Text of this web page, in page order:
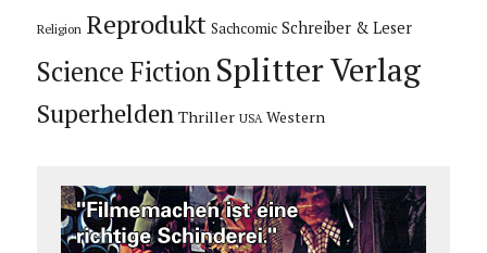
Religion Reprodukt Sachcomic Schreiber & Leser
Science Fiction Splitter Verlag
Superhelden Thriller USA Western